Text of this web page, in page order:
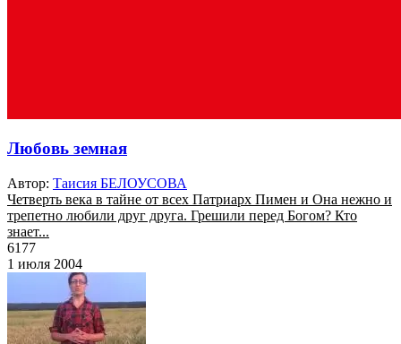
Любовь земная
Автор: Таисия БЕЛОУСОВА
Четверть века в тайне от всех Патриарх Пимен и Она нежно и
трепетно любили друг друга. Грешили перед Богом? Кто
знает...
6177
1 июля 2004